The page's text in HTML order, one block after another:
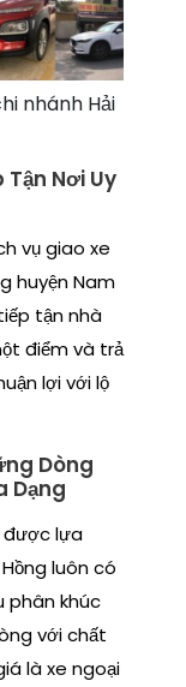
nhánh Hải
Tận Nơi Uy
vụ giao xe
huyện Nam
tận nhà
điểm và trả
lợi với lộ
Dòng
Dạng
được lựa
luôn có
phân khúc
với chất
là xe ngoại